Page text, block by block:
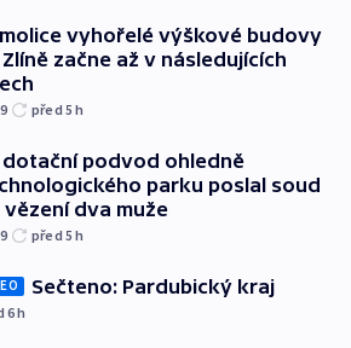
vyhořelé výškové budovy
začne až v následujících
před 5h
dotační podvod ohledně
parku poslal soud
vězení dva muže
před 5h
Sečteno: Pardubický kraj
6h